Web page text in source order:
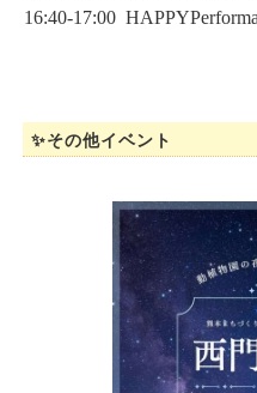
16:40-17:00
✨その他イベント